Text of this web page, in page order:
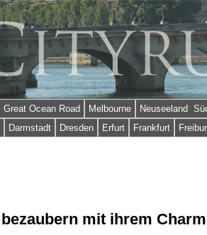
Great Ocean Road Melbourne
Neuseeland
Darmstadt Dresden Erfurt Frankfurt
mit ihrem